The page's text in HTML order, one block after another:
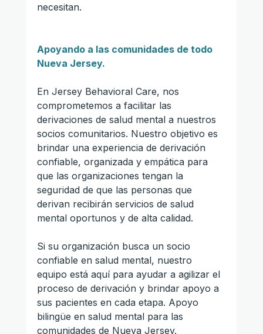
necesitan.
Apoyando a las comunidades de todo
Nueva Jersey.
En Jersey Behavioral Care, nos
comprometemos a facilitar las
derivaciones de salud mental a nuestros
socios comunitarios. Nuestro objetivo es
brindar una experiencia de derivación
confiable, organizada y empática para
que las organizaciones tengan la
seguridad de que las personas que
derivan recibirán servicios de salud
mental oportunos y de alta calidad.
Si su organización busca un socio
confiable en salud mental, nuestro
equipo está aquí para ayudar a agilizar el
proceso de derivación y brindar apoyo a
sus pacientes en cada etapa. Apoyo
bilingüe en salud mental para las
comunidades de Nueva Jersey.